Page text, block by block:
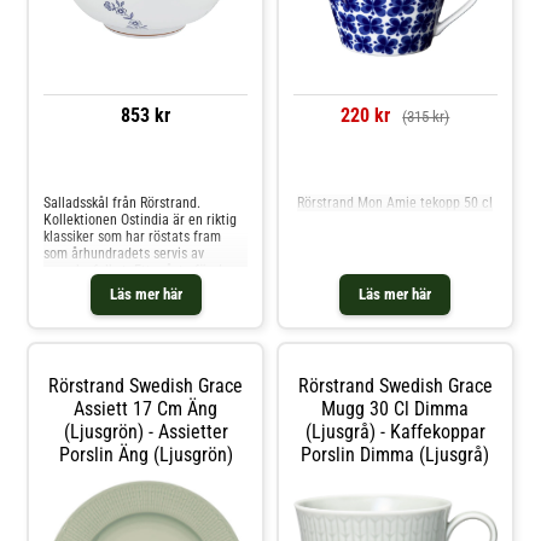
853 kr
Läs mer här
Salladsskål från Rörstrand.
Kollektionen Ostindia är en riktig
klassiker som har röstats fram
som århundradets servis av
designintresserade! Servisen kom
till redan år 1932 och
inspirationen kommer ifrån en
Skålar & Uppläggningsfat hos
Royal Design.
220 kr (315 kr)
Läs mer här
Rörstrand Mon Amie tekopp 50 cl
Rörstrand Swedish Grace
Assiett 17 Cm Äng
(Ljusgrön) - Assietter
Porslin Äng (Ljusgrön)
Rörstrand Swedish Grace
Mugg 30 Cl Dimma
(Ljusgrå) - Kaffekoppar
Porslin Dimma (Ljusgrå)